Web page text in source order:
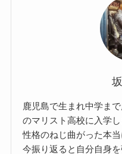
鹿児島で生まれ中学ま
のマリスト高校に入学し
性格のねじ曲がった本
今振り返ると自分自身